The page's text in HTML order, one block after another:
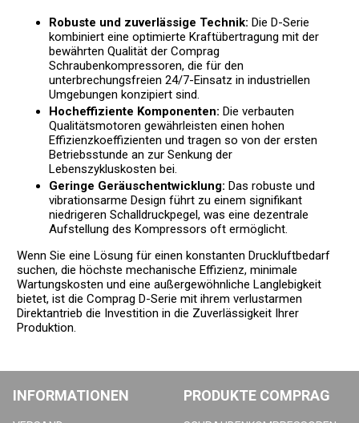
Robuste und zuverlässige Technik: Die D-Serie
kombiniert eine optimierte Kraftübertragung mit der
bewährten Qualität der Comprag
Schraubenkompressoren, die für den
unterbrechungsfreien 24/7-Einsatz in industriellen
Umgebungen konzipiert sind.
Hocheffiziente Komponenten: Die verbauten
Qualitätsmotoren gewährleisten einen hohen
Effizienzkoeffizienten und tragen so von der ersten
Betriebsstunde an zur Senkung der
Lebenszykluskosten bei.
Geringe Geräuschentwicklung: Das robuste und
vibrationsarme Design führt zu einem signifikant
niedrigeren Schalldruckpegel, was eine dezentrale
Aufstellung des Kompressors oft ermöglicht.
Wenn Sie eine Lösung für einen konstanten Druckluftbedarf
suchen, die höchste mechanische Effizienz, minimale
Wartungskosten und eine außergewöhnliche Langlebigkeit
bietet, ist die Comprag D-Serie mit ihrem verlustarmen
Direktantrieb die Investition in die Zuverlässigkeit Ihrer
Produktion.
INFORMATIONEN PRODUKTE COMPRAG